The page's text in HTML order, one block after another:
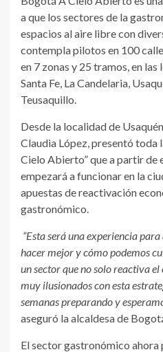
a que los sectores de la
espacios al aire libre con
contempla pilotos en 100
en 7 zonas y 25 tramos, en las
Santa Fe, La Candelaria,
Teusaquillo.
Desde la localidad de
Claudia López, presentó toda
Cielo Abierto” que a partir de
empezará a funcionar en la
apuestas de reactivación
gastronómico.
“Esta será una experiencia
hacer mejor y cómo podemos
un sector que no solo reactiva
muy ilusionados con esta
semanas preparando y
aseguró la alcaldesa de
El sector gastronómico ahora